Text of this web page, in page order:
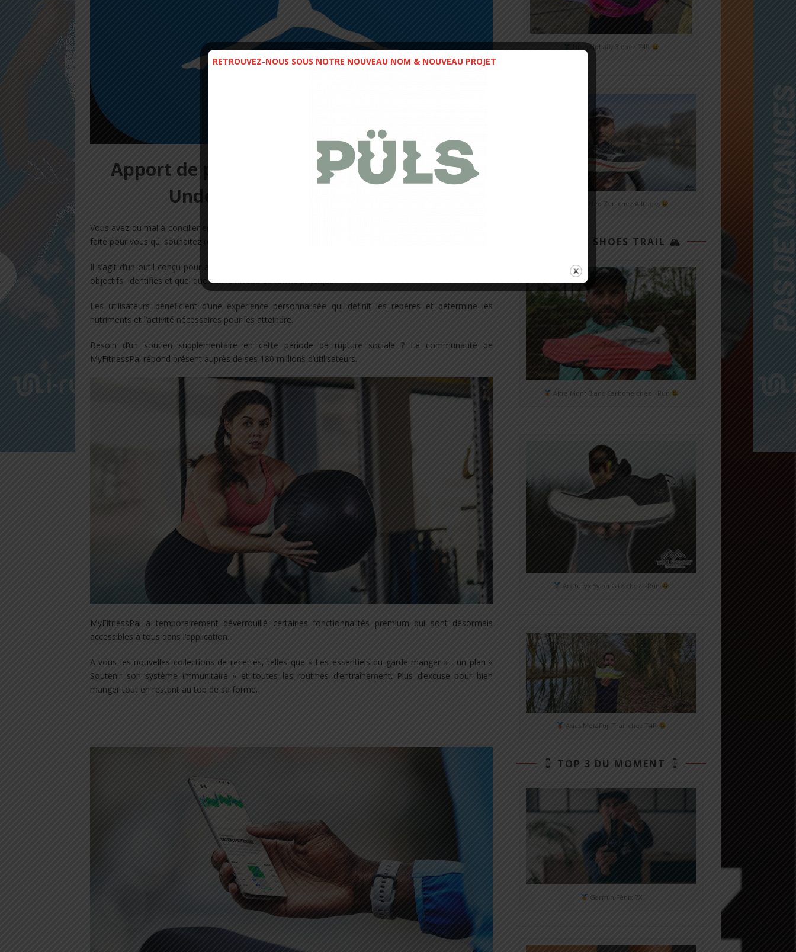
Apport de performance avec l’application
Under Armour MyFitnessPal
Vous avez du mal à concilier entraînement et nutrition.
faite pour vous qui souhaitez rester en forme.
Il s’agit d’un outil conçu pour aider les utilisateurs à suivre leur nutrition et leur exercice en fonction des
objectifs identifiés et quel que soit le niveau de forme physique.
Les utilisateurs bénéficient d’une expérience personnalisée qui définit les repères et détermine les
nutriments et l’activité nécessaires pour les atteindre.
Besoin d’un soutien supplémentaire en cette période de rupture sociale ? La communauté de
MyFitnessPal répond présent auprès de ses 180 millions d’utilisateurs.
MyFitnessPal a temporairement déverrouillé certaines fonctionnalités premium qui sont désormais
accessibles à tous dans l’application.
A vous les nouvelles collections de recettes, telles que « Les essentiels du garde-manger » , un plan «
Soutenir son système immunitaire » et toutes les routines d’entraînement. Plus d’excuse pour bien
manger tout en restant au top de sa forme.
Nike Alphafly 3 chez T4R
Mizuno Neo Zen chez Alltricks
TOP 3 SHOES TRAIL 🏔
Altra Mont Blanc Carbone chez i-Run
Arc'teryx Sylan GTX chez i-Run
Asics MetaFuji Trail chez T4R
TOP 3 DU MOMENT
Garmin Fénix 7X
RETROUVEZ-NOUS SOUS NOTRE NOUVEAU NOM & NOUVEAU PROJET